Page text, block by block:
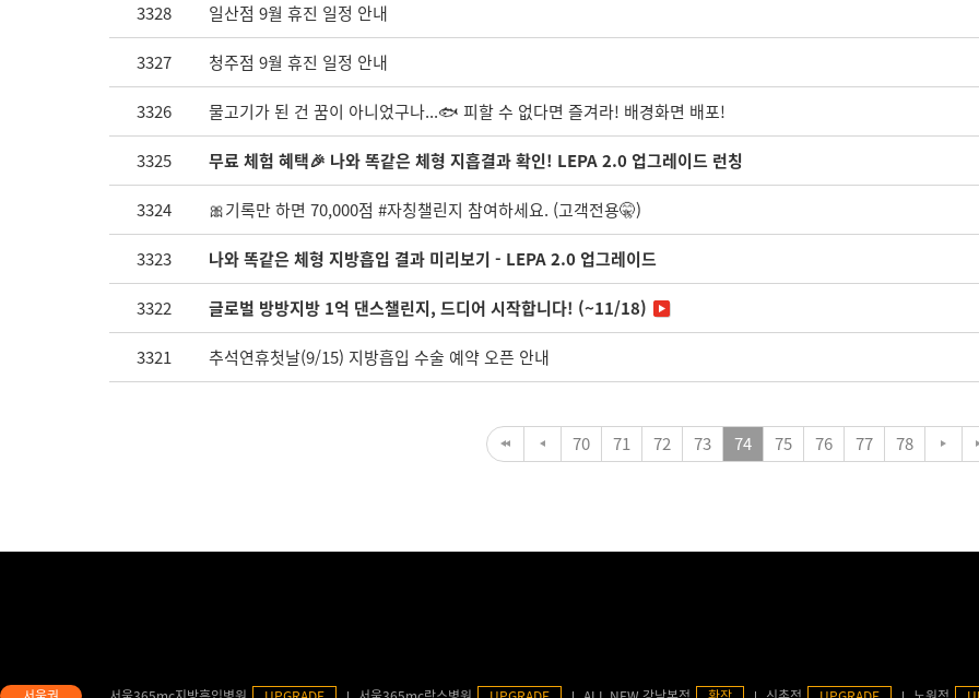
3328 일산점 9월 휴진 일정 안내
3327 청주점 9월 휴진 일정 안내
3326 물고기가 된 건 꿈이 아니었구나...🐟 피할 수 없다면 즐겨라! 배경화면 배포!
3325 무료 체험 혜택🎉 나와 똑같은 체형 지흡결과 확인! LEPA 2.0 업그레이드 런칭
3324 🎀기록만 하면 70,000점 #자칭챌린지 참여하세요. (고객전용🤫)
3323 나와 똑같은 체형 지방흡입 결과 미리보기 - LEPA 2.0 업그레이드
3322 글로벌 방방지방 1억 댄스챌린지, 드디어 시작합니다! (~11/18)
3321 추석연휴첫날(9/15) 지방흡입 수술 예약 오픈 안내
70 71 72 73 74 75 76 77 78